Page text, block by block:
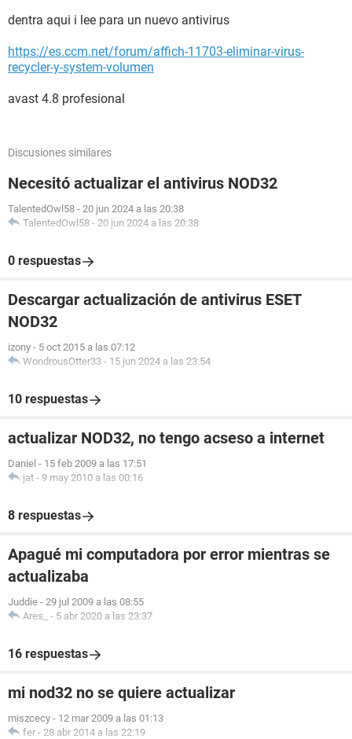
dentra aqui i lee para un nuevo antivirus
https://es.ccm.net/forum/affich-11703-eliminar-virus-
recycler-y-system-volumen
avast 4.8 profesional
Discusiones similares
Necesitó actualizar el antivirus NOD32
TalentedOwl58 - 20 jun 2024 a las 20:38
TalentedOwl58 - 20 jun 2024 a las 20:38
0 respuestas
Descargar actualización de antivirus ESET
NOD32
izony - 5 oct 2015 a las 07:12
WondrousOtter33 - 15 jun 2024 a las 23:54
10 respuestas
actualizar NOD32, no tengo acseso a internet
Daniel - 15 feb 2009 a las 17:51
jat - 9 may 2010 a las 00:16
8 respuestas
Apagué mi computadora por error mientras se
actualizaba
Juddie - 29 jul 2009 a las 08:55
Ares_
- 5 abr 2020 a las 23:37
16 respuestas
mi nod32 no se quiere actualizar
miszcecy - 12 mar 2009 a las 01:13
fer - 28 abr 2014 a las 22:19